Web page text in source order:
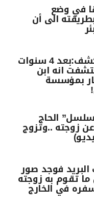
في وضع
الى أن
زوج بحي الزهور يكشف:بعد 4 سنوات
انه ابن
بمؤسسة
الحاج
زوجته ..وتزوج
فوجد صور
تقوم به زوجته
في الخارج